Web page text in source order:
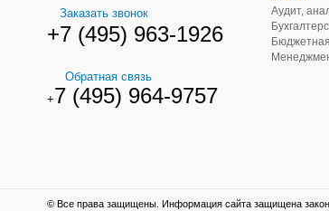
Заказать звонок
+7 (495) 963-1926
Обратная связь
+7 (495) 964-9757
© Все права защищены. Информация сайта защищена